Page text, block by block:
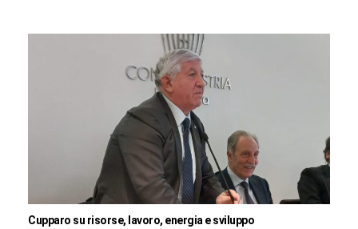
Cupparo su risorse, lavoro, energia e sviluppo